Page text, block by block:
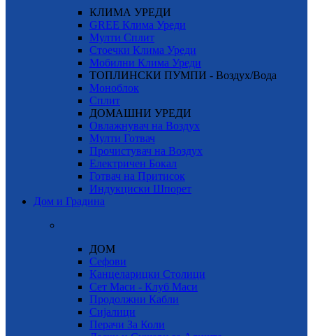
КЛИМА УРЕДИ
GREE Клима Уреди
Мулти Сплит
Стоечки Клима Уреди
Мобилни Клима Уреди
ТОПЛИНСКИ ПУМПИ - Воздух/Вода
Моноблок
Сплит
ДОМАШНИ УРЕДИ
Овлажнувач на Воздух
Мулти Готвач
Прочистувач на Воздух
Електричен Бокал
Готвач на Притисок
Индукциски Шпорет
Дом и Градина
ДОМ
Сефови
Канцеларицки Столици
Сет Маси - Клуб Маси
Продолжни Кабли
Сијалици
Перачи За Коли